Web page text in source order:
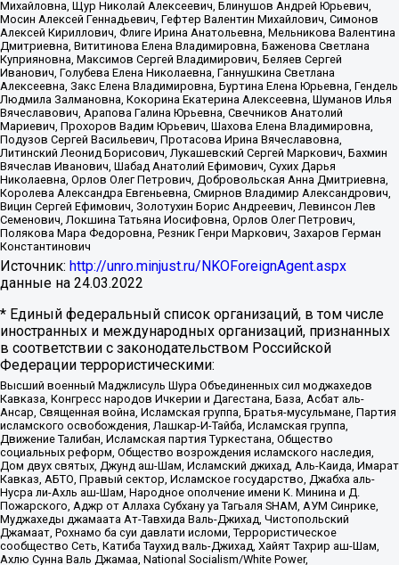
Михайловна, Щур Николай Алексеевич, Блинушов Андрей Юрьевич,
Мосин Алексей Геннадьевич, Гефтер Валентин Михайлович, Симонов
Алексей Кириллович, Флиге Ирина Анатольевна, Мельникова Валентина
Дмитриевна, Вититинова Елена Владимировна, Баженова Светлана
Куприяновна, Максимов Сергей Владимирович, Беляев Сергей
Иванович, Голубева Елена Николаевна, Ганнушкина Светлана
Алексеевна, Закс Елена Владимировна, Буртина Елена Юрьевна, Гендель
Людмила Залмановна, Кокорина Екатерина Алексеевна, Шуманов Илья
Вячеславович, Арапова Галина Юрьевна, Свечников Анатолий
Мариевич, Прохоров Вадим Юрьевич, Шахова Елена Владимировна,
Подузов Сергей Васильевич, Протасова Ирина Вячеславовна,
Литинский Леонид Борисович, Лукашевский Сергей Маркович, Бахмин
Вячеслав Иванович, Шабад Анатолий Ефимович, Сухих Дарья
Николаевна, Орлов Олег Петрович, Добровольская Анна Дмитриевна,
Королева Александра Евгеньевна, Смирнов Владимир Александрович,
Вицин Сергей Ефимович, Золотухин Борис Андреевич, Левинсон Лев
Семенович, Локшина Татьяна Иосифовна, Орлов Олег Петрович,
Полякова Мара Федоровна, Резник Генри Маркович, Захаров Герман
Константинович
Источник: http://unro.minjust.ru/NKOForeignAgent.aspx
данные на 24.03.2022
* Единый федеральный список организаций, в том числе
иностранных и международных организаций, признанных
в соответствии с законодательством Российской
Федерации террористическими:
Высший военный Маджлисуль Шура Объединенных сил моджахедов
Кавказа, Конгресс народов Ичкерии и Дагестана, База, Асбат аль-
Ансар, Священная война, Исламская группа, Братья-мусульмане, Партия
исламского освобождения, Лашкар-И-Тайба, Исламская группа,
Движение Талибан, Исламская партия Туркестана, Общество
социальных реформ, Общество возрождения исламского наследия,
Дом двух святых, Джунд аш-Шам, Исламский джихад, Аль-Каида, Имарат
Кавказ, АБТО, Правый сектор, Исламское государство, Джабха аль-
Нусра ли-Ахль аш-Шам, Народное ополчение имени К. Минина и Д.
Пожарского, Аджр от Аллаха Субхану уа Тагьаля SHAM, АУМ Синрике,
Муджахеды джамаата Ат-Тавхида Валь-Джихад, Чистопольский
Джамаат, Рохнамо ба суи давлати исломи, Террористическое
сообщество Сеть, Катиба Таухид валь-Джихад, Хайят Тахрир аш-Шам,
Ахлю Сунна Валь Джамаа, National Socialism/White Power,